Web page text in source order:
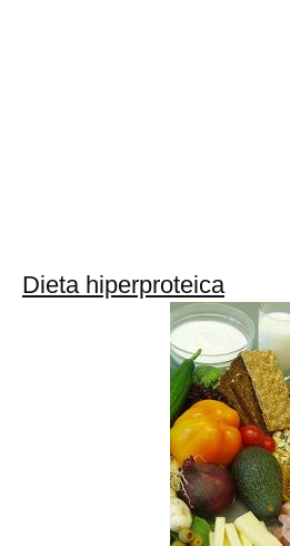
Dieta hiperproteica